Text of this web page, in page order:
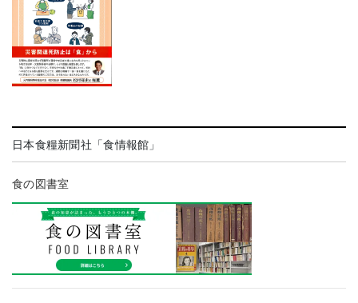
日本食糧新聞社「食情報館」
食の図書室